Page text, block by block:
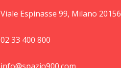
Viale Espinasse 99, Milano 20156
02 33 400 800